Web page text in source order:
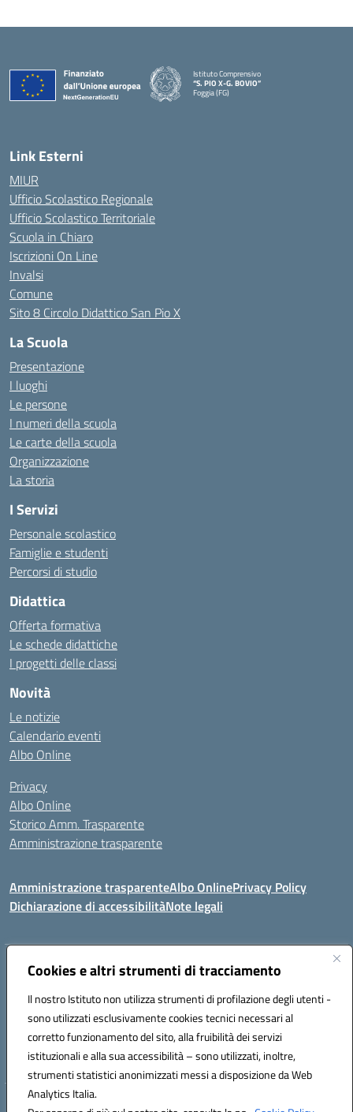
Cookies e altri strumenti di tracciamento
Il nostro Istituto non utilizza strumenti di profilazione degli utenti -
sono utilizzati esclusivamente cookies tecnici necessari al
corretto funzionamento del sito, alla fruibilità dei servizi
istituzionali e alla sua accessibilità – sono utilizzati, inoltre,
strumenti statistici anonimizzati messi a disposizione da Web
Analytics Italia.
Istituto Comprensivo
“S. PIO X-G. BOVIO”
Foggia (FG)
Link Esterni
MIUR
Ufficio Scolastico Regionale
Ufficio Scolastico Territoriale
Scuola in Chiaro
Iscrizioni On Line
Invalsi
Comune
Sito 8 Circolo Didattico San Pio X
La Scuola
Presentazione
I luoghi
Le persone
I numeri della scuola
Le carte della scuola
Organizzazione
La storia
I Servizi
Personale scolastico
Famiglie e studenti
Percorsi di studio
Didattica
Offerta formativa
Le schede didattiche
I progetti delle classi
Novità
Le notizie
Calendario eventi
Albo Online
Privacy
Albo Online
Storico Amm. Trasparente
Amministrazione trasparente
Amministrazione trasparenteAlbo OnlinePrivacy Policy
Dichiarazione di accessibilitàNote legali
Indirizzo:Via Mastelloni - Viale Colombo 71121 Foggia
Posta elettronica certificata (PEC):fgic885004@pec.istruzione.it
Codice fiscale: 94118760712
Codice meccanografico:FGIC885004
Hosting & Powered by 3D Solution S.r.l.